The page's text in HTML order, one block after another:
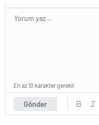
Gönder
En az 10 karakter gerekli